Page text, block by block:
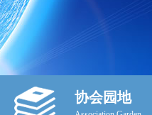
协会园地